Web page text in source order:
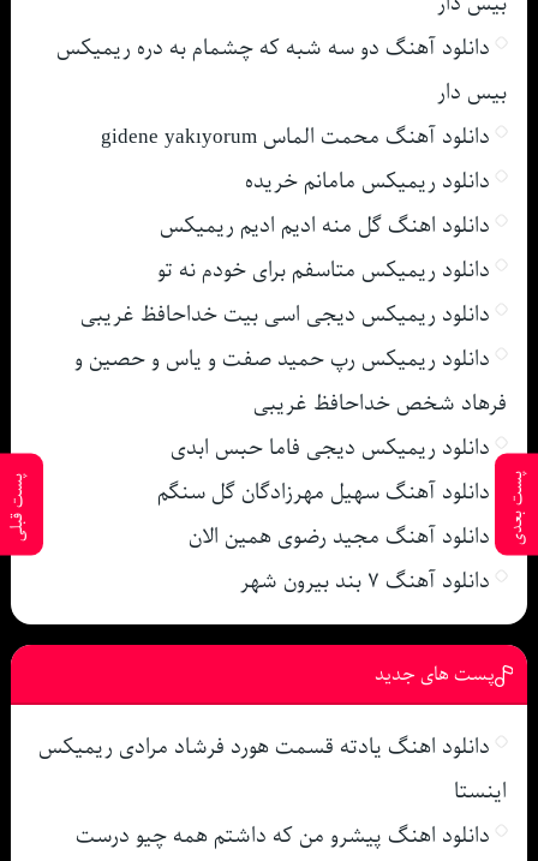
پست بعدی پست قبلی
دانلود آهنگ دو سه شبه که چشمام به دره ریمیکس
بیس دار
دانلود آهنگ محمت الماس gidene yakıyorum
دانلود ریمیکس مامانم خریده
دانلود اهنگ گل منه ادیم ادیم ریمیکس
دانلود ریمیکس متاسفم برای خودم نه تو
دانلود ریمیکس دیجی اسی بیت خداحافظ غریبی
دانلود ریمیکس رپ حمید صفت و یاس و حصین و
فرهاد شخص خداحافظ غریبی
دانلود ریمیکس دیجی فاما حبس ابدی
دانلود آهنگ سهیل مهرزادگان گل سنگم
دانلود آهنگ مجید رضوی همین الان
دانلود آهنگ ۷ بند بیرون شهر
پست های جدید
دانلود اهنگ یادته قسمت هورد فرشاد مرادی ریمیکس
اینستا
دانلود اهنگ پیشرو من که داشتم همه چیو درست